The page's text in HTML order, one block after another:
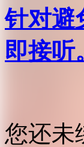
针对避
即接听
您还未